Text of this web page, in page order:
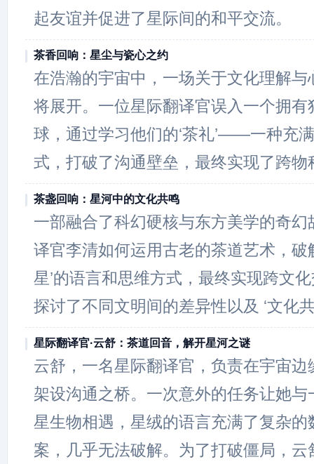
起友谊并促进了星际间的和平交流。
茶香回响：星尘与瓷心之约
在浩瀚的宇宙中，一场关于文化理解与
将展开。一位星际翻译官误入一个拥有
球，通过学习他们的‘茶礼’——一种充
式，打破了沟通壁垒，最终实现了跨物
茶盏回响：星河中的文化共鸣
一部融合了科幻硬核与东方美学的奇
译官李清如何运用古老的茶道艺术，破
星’的语言和思维方式，最终实现跨文
探讨了不同文明间的差异性以及 ‘文化
星际翻译官·云舒：茶道回音，解开星河之谜
云舒，一名星际翻译官，负责在宇宙
架设沟通之桥。一次意外的任务让她与
星生物相遇，星绒的语言充满了复杂的
案，几乎无法破解。为了打破僵局，云